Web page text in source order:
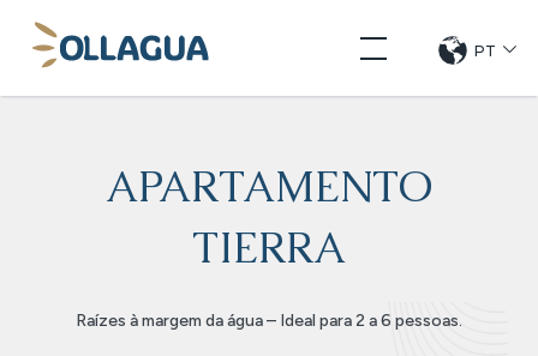
paraOllagua PT
APARTAMENTO
TIERRA
Raízes à margem da água – Ideal para 2 a 6 pessoas.